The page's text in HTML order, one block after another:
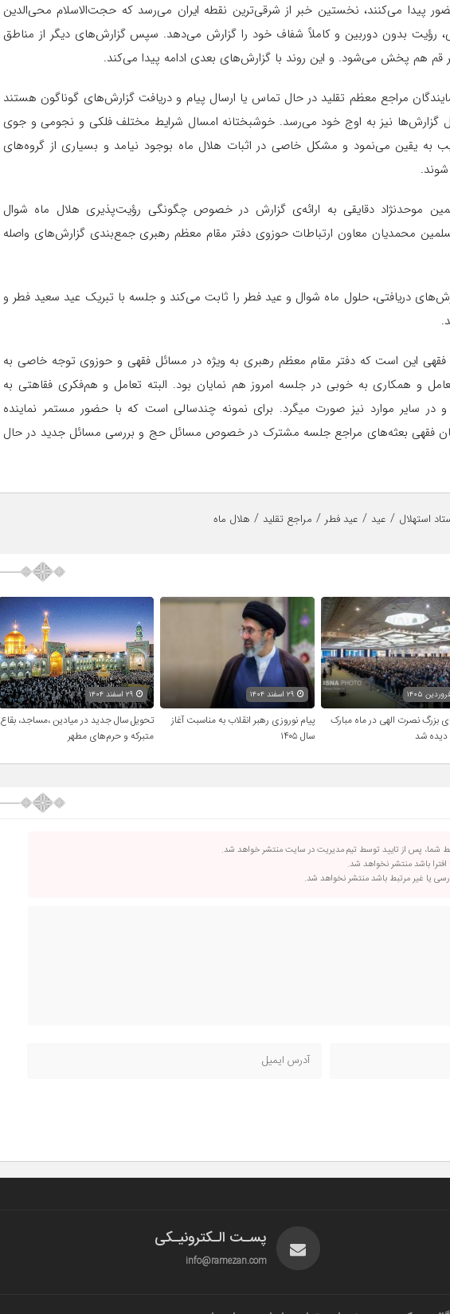
پیدا می‌کنند، نخستین خبر از شرقی‌ترین نقطه ایران می‌رسد که حجت‌الاسلام محی‌الدین
رؤیت بدون دوربین و کاملاً شفاف خود را گزارش می‌دهد. سپس گزارش‌های دیگر از مناطق
هم پخش می‌شود. و این روند با گزارش‌های بعدی ادامه پیدا می‌کند.
مراجع معظم تقلید در حال تماس یا ارسال پیام و دریافت گزارش‌های گوناگون هستند
گزارش‌ها نیز به اوج خود می‌رسد. خوشبختانه امسال شرایط مختلف فلکی و نجومی و جوی
به یقین می‌نمود و مشکل خاصی در اثبات هلال ماه بوجود نیامد و بسیاری از گروه‌های
موحدنژاد دقایقی به ارائه‌ی گزارش در خصوص چگونگی رؤیت‌پذیری هلال ماه شوال
محمدیان معاون ارتباطات حوزوی دفتر مقام معظم رهبری جمع‌بندی گزارش‌های واصله
دریافتی، حلول ماه شوال و عید فطر را ثابت می‌کند و جلسه با تبریک عید سعید فطر و
فقهی این است که دفتر مقام معظم رهبری به ویژه‌ در مسائل فقهی و حوزوی توجه خاصی به
و همکاری به خوبی در جلسه امروز هم نمایان بود. البته تعامل و هم‌فکری فقاهتی به
سایر موارد نیز صورت میگرد. برای نمونه چندسالی است که با حضور مستمر نماینده
فقهی بعثه‌های مراجع جلسه مشترک در خصوص مسائل حج و بررسی مسائل جدید در حال
استهلال / عید / عید فطر / مراجع تقلید / هلال ماه
بزرگ نصرت الهی در ماه مبارک
شد
پیام نوروزی رهبر انقلاب به مناسبت آغاز
سال ۱۴۰۵
تحویل سال‌ جدید در میادین ،مساجد، بقاع
متبرکه‌ و حرم‌های‌ مطهر
شما، پس از تایید توسط تیم مدیریت در سایت منتشر خواهد شد.
باشد منتشر نخواهد شد.
یا غیر مرتبط باشد منتشر نخواهد شد.
پسـت الـکترونیـکی
info@ramezan.com